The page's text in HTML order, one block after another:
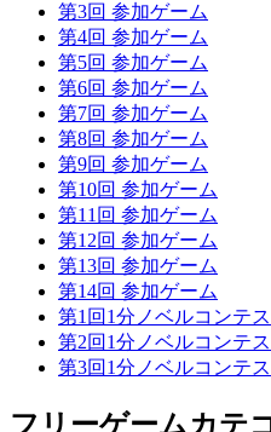
第3回 参加ゲーム
第4回 参加ゲーム
第5回 参加ゲーム
第6回 参加ゲーム
第7回 参加ゲーム
第8回 参加ゲーム
第9回 参加ゲーム
第10回 参加ゲーム
第11回 参加ゲーム
第12回 参加ゲーム
第13回 参加ゲーム
第14回 参加ゲーム
第1回1分ノベルコンテ
第2回1分ノベルコンテ
第3回1分ノベルコンテ
フリーゲームカテ